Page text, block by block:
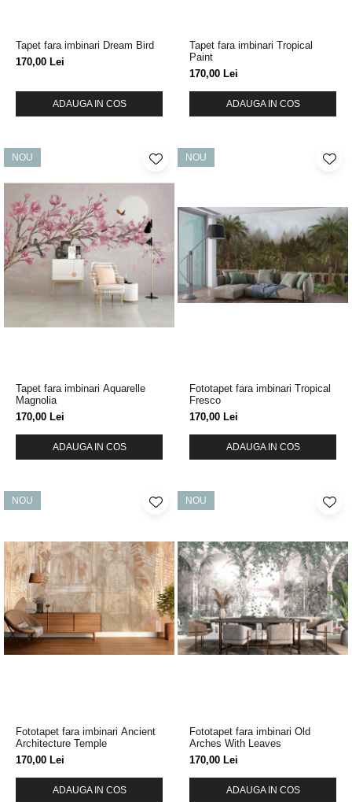
Tapet fara imbinari Dream Bird
170,00 Lei
ADAUGA IN COS
Tapet fara imbinari Tropical
Paint
170,00 Lei
ADAUGA IN COS
NOU
Tapet fara imbinari Aquarelle
Magnolia
170,00 Lei
ADAUGA IN COS
NOU
Fototapet fara imbinari Tropical
Fresco
170,00 Lei
ADAUGA IN COS
NOU
Fototapet fara imbinari Ancient
Architecture Temple
170,00 Lei
ADAUGA IN COS
NOU
Fototapet fara imbinari Old
Arches With Leaves
170,00 Lei
ADAUGA IN COS